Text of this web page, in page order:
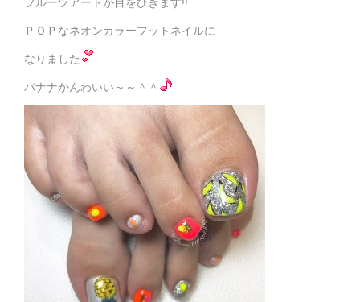
ＰＯＰなネオンカラーフットネイルに
なりました
バナナかんわいい～～＾＾